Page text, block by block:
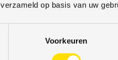
op basis van uw
Voorkeuren